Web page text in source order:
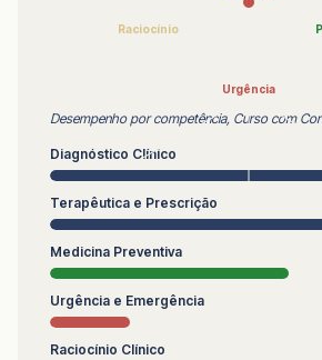
Urgência
Raciocínio
Desempenho por competência, Curso com
Diagnóstico Clínico
Terapêutica e Prescrição
Medicina Preventiva
Urgência e Emergência
Raciocínio Clínico